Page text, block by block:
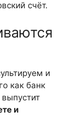
счёт.
и
как банк
выпустит
и